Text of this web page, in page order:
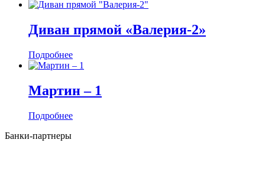
Диван прямой «Валерия-2»
Подробнее
Мартин ‒ 1
Подробнее
Банки-партнеры